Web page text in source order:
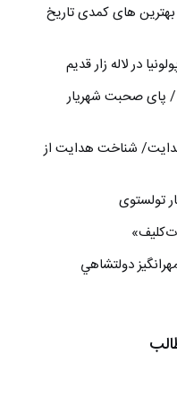
بهترین های کمدی تاریخ
در لاله زار قدیم
پای صحبت شهريار
شناخت هدایت از
تولستوی
دولتشاهي